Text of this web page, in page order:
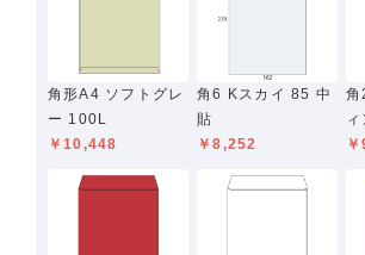
角形A4 ソフトグレ
ー 100L
￥10,448
角6 Kスカイ 85 中
貼
￥8,252
角